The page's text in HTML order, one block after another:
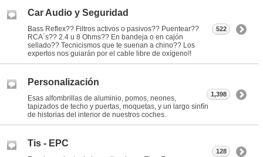
Car Audio y Seguridad
Bass Reflex?? Filtros activos o pasivos?? Puentear??
RCA´s?? 2.4 u 8 Ohms?? En bandeja o en cajón
sellado?? Tecnicismos que te suenan a chino?? Los
expertos nos guiarán por el cable libre de oxígeno!!
522
Personalización
Esas alfombrillas de aluminio, pomos, neones,
tapizados de techo y puertas, moquetas, y un largo sinfín
de historias del interior de nuestros coches.
1,398
Tis - EPC
128